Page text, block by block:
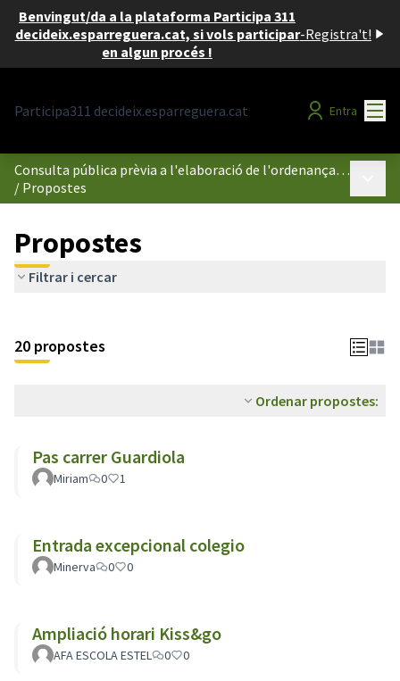
Benvingut/da a la plataforma Participa 311
decideix.esparreguera.cat, si vols participar
en algun procés !
-Registra't!
Participa311 decideix.esparreguera.cat Entra
Consulta pública prèvia a l'elaboració de l'ordenança reguladora de l'ús dels espais públics compresos dintre del perímetre de l'illa de vianants d'Esparreguera
/ Propostes
Propostes
Filtrar i cercar
20 propostes
Ordenar propostes:
Pas carrer Guardiola
Miriam 0 1
Entrada excepcional colegio
Minerva 0 0
Ampliació horari Kiss&go
AFA ESCOLA ESTEL 0 0